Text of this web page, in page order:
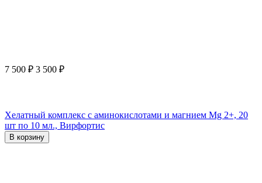
7 500 ₽ 3 500 ₽
Хелатный комплекс с аминокислотами и магнием Mg 2+, 20
шт по 10 мл., Вирфортис
В корзину